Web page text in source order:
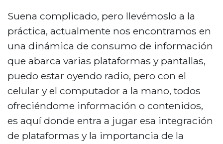
Suena complicado, pero llevémoslo a la
práctica, actualmente nos encontramos en
una dinámica de consumo de información
que abarca varias plataformas y pantallas,
puedo estar oyendo radio, pero con el
celular y el computador a la mano, todos
ofreciéndome información o contenidos,
es aquí donde entra a jugar esa integración
de plataformas y la importancia de la